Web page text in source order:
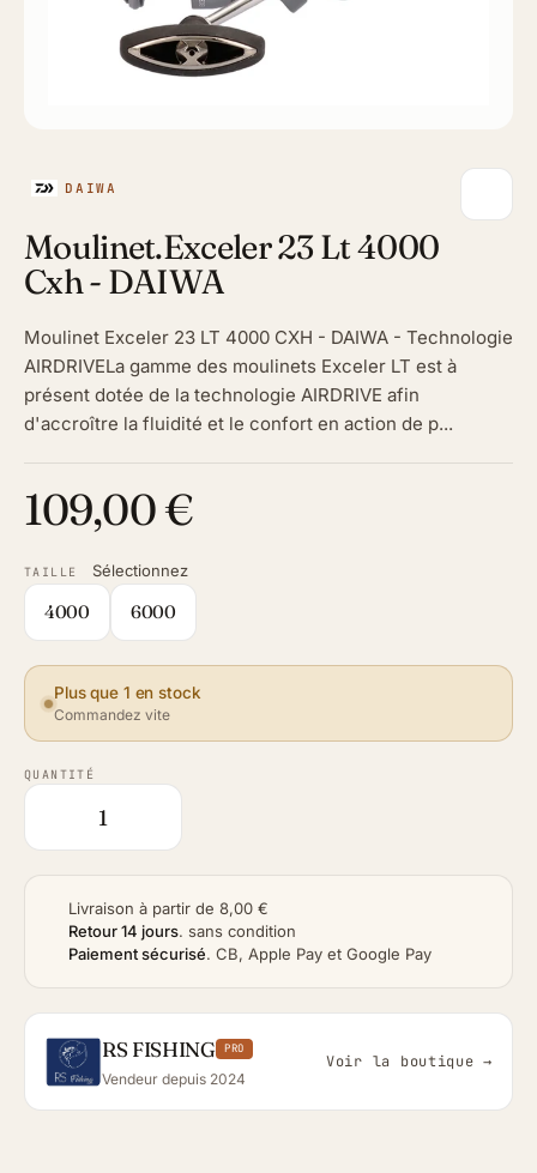
DAIWA
Moulinet.Exceler 23 Lt 4000
Cxh - DAIWA
Moulinet Exceler 23 LT 4000 CXH - DAIWA - Technologie
AIRDRIVELa gamme des moulinets Exceler LT est à
présent dotée de la technologie AIRDRIVE afin
d'accroître la fluidité et le confort en action de p...
109,00 €
TAILLE Sélectionnez
4000 6000
Plus que 1 en stock
Commandez vite
QUANTITÉ
Livraison à partir de 8,00 €
Retour 14 jours. sans condition
Paiement sécurisé. CB, Apple Pay et Google Pay
RS FISHING PRO
Vendeur depuis 2024
Voir la boutique →